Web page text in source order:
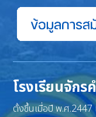
โรงเรียนจัก
ตั้งขึ้นเมื่อปี พ.ศ